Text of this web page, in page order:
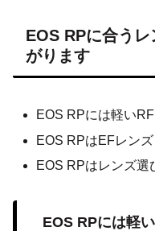
EOS RPに合う
がります
EOS RPには軽い
EOS RPはEFレン
EOS RPはレンズ選
EOS RPには軽